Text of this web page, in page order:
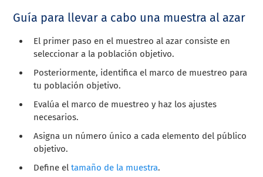
Guía para llevar a cabo una muestra al azar
El primer paso en el muestreo al azar consiste en
seleccionar a la población objetivo.
Posteriormente, identifica el marco de muestreo para
tu población objetivo.
Evalúa el marco de muestreo y haz los ajustes
necesarios.
Asigna un número único a cada elemento del público
objetivo.
Define eltamaño de la muestra.